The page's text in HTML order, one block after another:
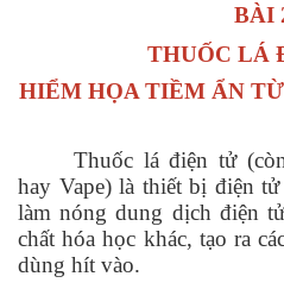
BÀI
THUỐC LÁ
HIỂM HỌA TIỀM ẨN
Thuốc lá điện tử
hay Vape) là thiết bị điện
làm nóng dung dịch điện
chất hóa học khác, tạo ra
dùng hít vào.